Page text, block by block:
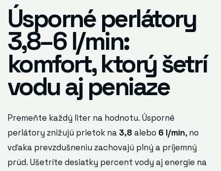
Úsporné perlátory
3,8–6 l/min:
komfort, ktorý šetrí
vodu aj peniaze
Premeňte každý liter na hodnotu. Úsporné
perlátory znižujú prietok na 3,8 alebo 6 l/min, no
vďaka prevzdušneniu zachovajú plný a príjemný
prúd. Ušetríte desiatky percent vody aj energie na